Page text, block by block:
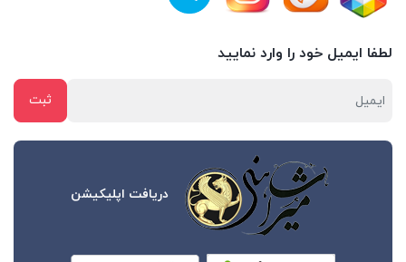
لطفا ایمیل خود را وارد نمایید
دریافت اپلیکیشن